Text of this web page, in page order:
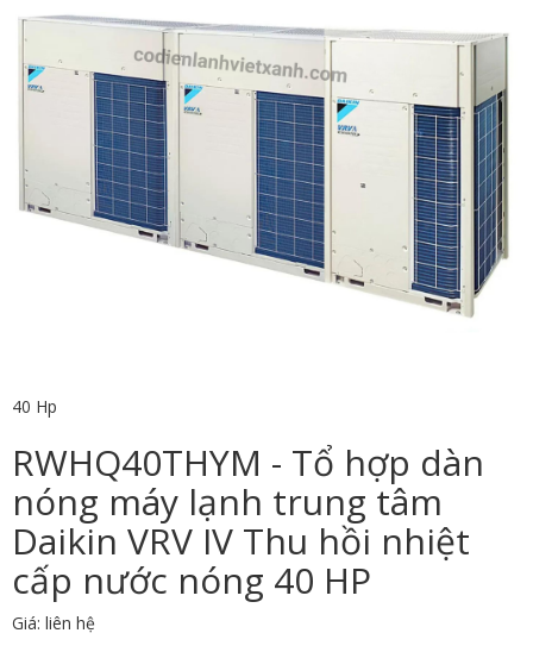
40 Hp
RWHQ40THYM - Tổ hợp dàn
nóng máy lạnh trung tâm
Daikin VRV IV Thu hồi nhiệt
cấp nước nóng 40 HP
Giá: liên hệ